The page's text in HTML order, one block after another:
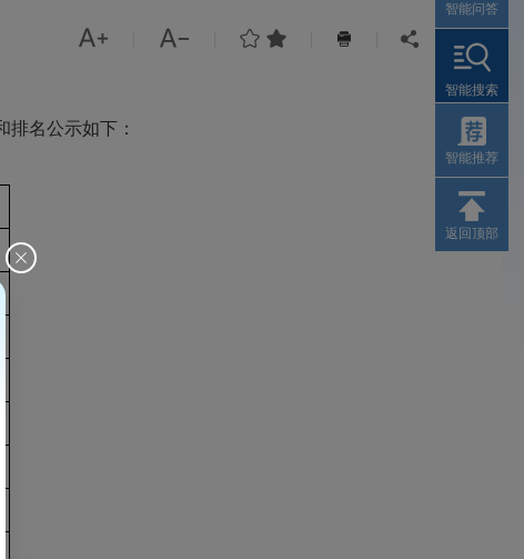
     
排名公示如下：
智能问答
智能搜索
智能推荐
返回顶部